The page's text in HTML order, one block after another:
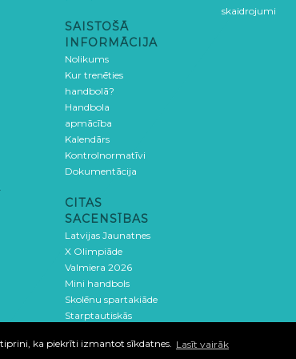
ka piekrīti izmantot sīkdatnes. Lasīt vairāk
SAISTOŠĀ
INFORMĀCIJA
Nolikums
Kur trenēties
handbolā?
Handbola
apmācība
Kalendārs
Kontrolnormatīvi
Dokumentācija
CITAS
SACENSĪBAS
Latvijas Jaunatnes
X Olimpiāde
Valmiera 2026
Mini handbols
Skolēnu spartakiāde
Starptautiskās
skaidrojumi